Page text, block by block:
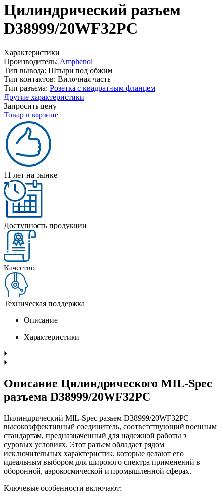
Цилиндрический разъем
D38999/20WF32PC
Характеристики
Производитель: Amphenol
Тип вывода: Штыри под обжим
Тип контактов: Вилочная часть
Тип разъема: Розетка с квадратным фланцем
Другие характеристики
Запросить цену
Товар в корзине
11 лет на рынке
Доступность продукции
Качество
Техническая поддержка
Описание
Характеристики
Описание Цилиндрического MIL-Spec
разъема D38999/20WF32PC
Цилиндрический MIL-Spec разъем D38999/20WF32PC —
высокоэффективный соединитель, соответствующий военным
стандартам, предназначенный для надежной работы в
суровых условиях. Этот разъем обладает рядом
исключительных характеристик, которые делают его
идеальным выбором для широкого спектра применений в
оборонной, аэрокосмической и промышленной сферах.
Ключевые особенности включают: